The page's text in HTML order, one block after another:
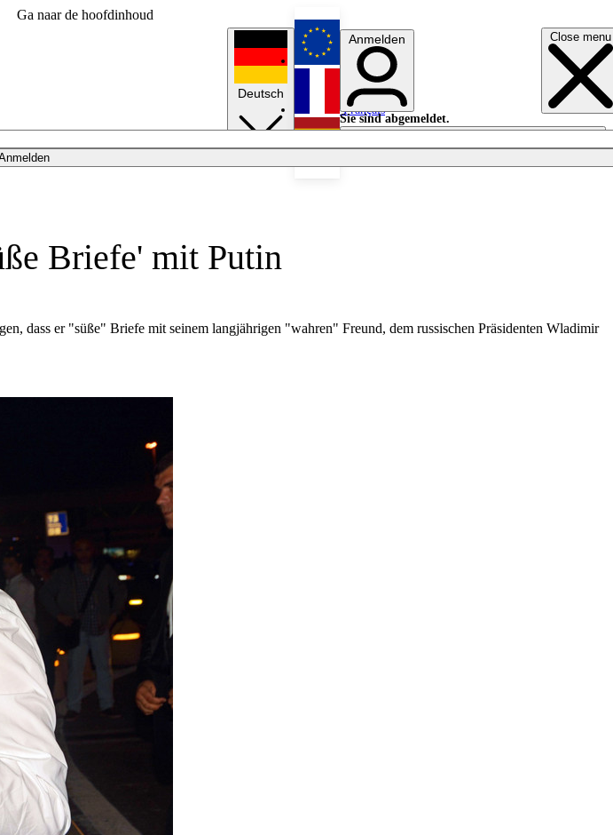
Ga naar de hoofdinhoud
Close menu
Deutsch
English
Français
Anmelden
Sie sind abgemeldet.
Anmelden
Licht aus
Briefe' mit Putin
dass er "süße" Briefe mit seinem langjährigen "wahren" Freund, dem russischen Präsidenten Wladimir